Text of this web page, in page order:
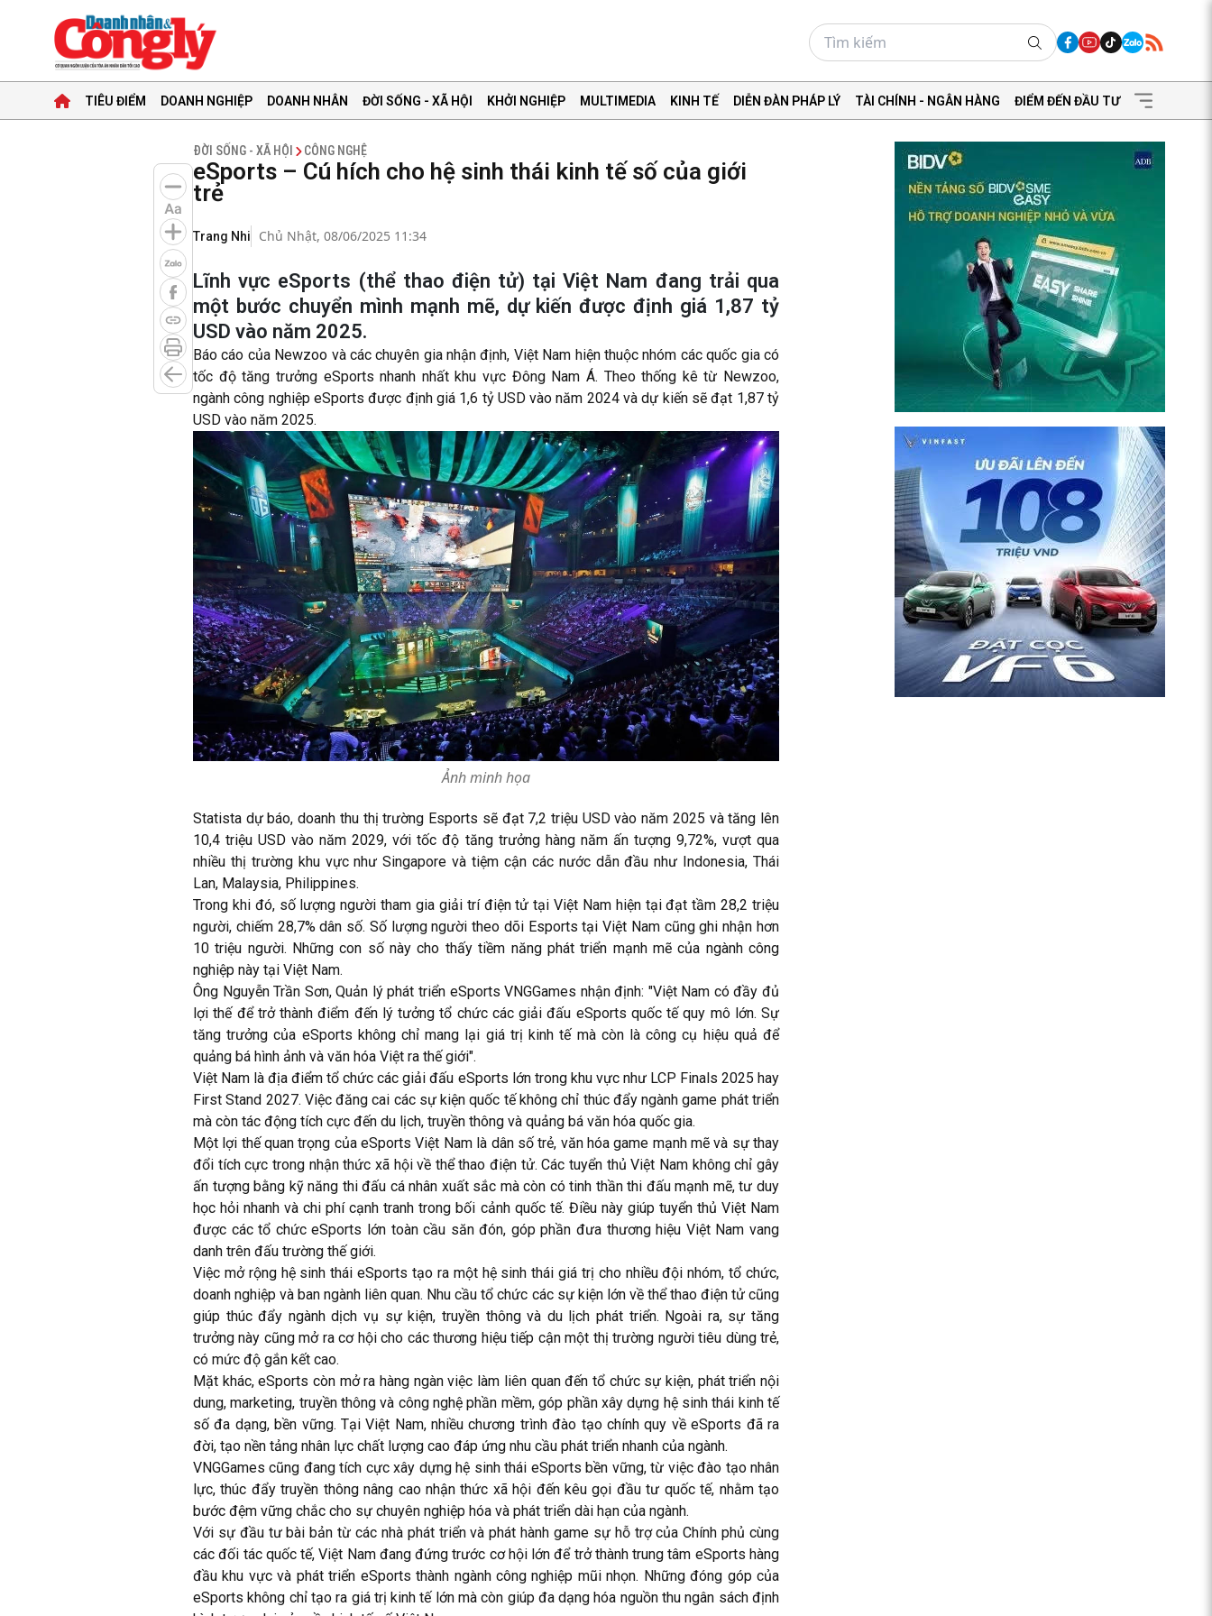
TIÊU ĐIỂM DOANH NGHIỆP DOANH NHÂN ĐỜI SỐNG - XÃ HỘI KHỞI NGHIỆP MULTIMEDIA KINH TẾ DIỄN ĐÀN PHÁP LÝ TÀI CHÍNH - NGÂN HÀNG ĐIỂM ĐẾN ĐẦU TƯ
ĐỜI SỐNG - XÃ HỘI CÔNG NGHỆ
eSports – Cú hích cho hệ sinh thái kinh tế số của giới
trẻ
Trang Nhi Chủ Nhật, 08/06/2025 11:34
Lĩnh vực eSports (thể thao điện tử) tại Việt Nam đang trải qua
một bước chuyển mình mạnh mẽ, dự kiến được định giá 1,87 tỷ
USD vào năm 2025.
Báo cáo của Newzoo và các chuyên gia nhận định, Việt Nam hiện thuộc nhóm các quốc gia có
tốc độ tăng trưởng eSports nhanh nhất khu vực Đông Nam Á. Theo thống kê từ Newzoo,
ngành công nghiệp eSports được định giá 1,6 tỷ USD vào năm 2024 và dự kiến sẽ đạt 1,87 tỷ
USD vào năm 2025.
Ảnh minh họa
Statista dự báo, doanh thu thị trường Esports sẽ đạt 7,2 triệu USD vào năm 2025 và tăng lên
10,4 triệu USD vào năm 2029, với tốc độ tăng trưởng hàng năm ấn tượng 9,72%, vượt qua
nhiều thị trường khu vực như Singapore và tiệm cận các nước dẫn đầu như Indonesia, Thái
Lan, Malaysia, Philippines.
Trong khi đó, số lượng người tham gia giải trí điện tử tại Việt Nam hiện tại đạt tầm 28,2 triệu
người, chiếm 28,7% dân số. Số lượng người theo dõi Esports tại Việt Nam cũng ghi nhận hơn
10 triệu người. Những con số này cho thấy tiềm năng phát triển mạnh mẽ của ngành công
nghiệp này tại Việt Nam.
Ông Nguyễn Trần Sơn, Quản lý phát triển eSports VNGGames nhận định: "Việt Nam có đầy đủ
lợi thế để trở thành điểm đến lý tưởng tổ chức các giải đấu eSports quốc tế quy mô lớn. Sự
tăng trưởng của eSports không chỉ mang lại giá trị kinh tế mà còn là công cụ hiệu quả để
quảng bá hình ảnh và văn hóa Việt ra thế giới".
Việt Nam là địa điểm tổ chức các giải đấu eSports lớn trong khu vực như LCP Finals 2025 hay
First Stand 2027. Việc đăng cai các sự kiện quốc tế không chỉ thúc đẩy ngành game phát triển
mà còn tác động tích cực đến du lịch, truyền thông và quảng bá văn hóa quốc gia.
Một lợi thế quan trọng của eSports Việt Nam là dân số trẻ, văn hóa game mạnh mẽ và sự thay
đổi tích cực trong nhận thức xã hội về thể thao điện tử. Các tuyển thủ Việt Nam không chỉ gây
ấn tượng bằng kỹ năng thi đấu cá nhân xuất sắc mà còn có tinh thần thi đấu mạnh mẽ, tư duy
học hỏi nhanh và chi phí cạnh tranh trong bối cảnh quốc tế. Điều này giúp tuyển thủ Việt Nam
được các tổ chức eSports lớn toàn cầu săn đón, góp phần đưa thương hiệu Việt Nam vang
danh trên đấu trường thế giới.
Việc mở rộng hệ sinh thái eSports tạo ra một hệ sinh thái giá trị cho nhiều đội nhóm, tổ chức,
doanh nghiệp và ban ngành liên quan. Nhu cầu tổ chức các sự kiện lớn về thể thao điện tử cũng
giúp thúc đẩy ngành dịch vụ sự kiện, truyền thông và du lịch phát triển. Ngoài ra, sự tăng
trưởng này cũng mở ra cơ hội cho các thương hiệu tiếp cận một thị trường người tiêu dùng trẻ,
có mức độ gắn kết cao.
Mặt khác, eSports còn mở ra hàng ngàn việc làm liên quan đến tổ chức sự kiện, phát triển nội
dung, marketing, truyền thông và công nghệ phần mềm, góp phần xây dựng hệ sinh thái kinh tế
số đa dạng, bền vững. Tại Việt Nam, nhiều chương trình đào tạo chính quy về eSports đã ra
đời, tạo nền tảng nhân lực chất lượng cao đáp ứng nhu cầu phát triển nhanh của ngành.
VNGGames cũng đang tích cực xây dựng hệ sinh thái eSports bền vững, từ việc đào tạo nhân
lực, thúc đẩy truyền thông nâng cao nhận thức xã hội đến kêu gọi đầu tư quốc tế, nhằm tạo
bước đệm vững chắc cho sự chuyên nghiệp hóa và phát triển dài hạn của ngành.
Với sự đầu tư bài bản từ các nhà phát triển và phát hành game sự hỗ trợ của Chính phủ cùng
các đối tác quốc tế, Việt Nam đang đứng trước cơ hội lớn để trở thành trung tâm eSports hàng
đầu khu vực và phát triển eSports thành ngành công nghiệp mũi nhọn. Những đóng góp của
eSports không chỉ tạo ra giá trị kinh tế lớn mà còn giúp đa dạng hóa nguồn thu ngân sách định